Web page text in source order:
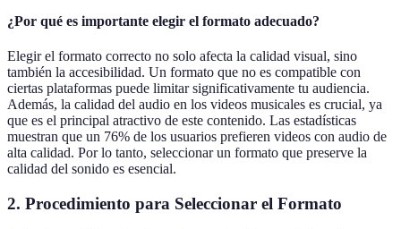
¿Por qué es importante elegir el formato adecuado?
Elegir el formato correcto no solo afecta la calidad visual, sino
también la accesibilidad. Un formato que no es compatible con
ciertas plataformas puede limitar significativamente tu audiencia.
Además, la calidad del audio en los videos musicales es crucial, ya
que es el principal atractivo de este contenido. Las estadísticas
muestran que un 76% de los usuarios prefieren videos con audio de
alta calidad. Por lo tanto, seleccionar un formato que preserve la
calidad del sonido es esencial.
2. Procedimiento para Seleccionar el Formato